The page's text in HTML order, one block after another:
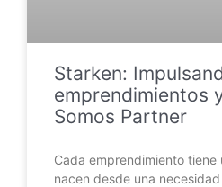
Starken:
emprendimientos
Somos Partner
Cada emprendimiento tiene
nacen desde una